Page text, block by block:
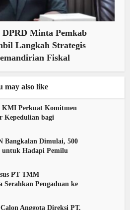
Minta Pemkab
Langkah Strategis
Fiskal
may also like
KMI Perkuat Komitmen
Kepedulian bagi
Bangkalan Dimulai, 500
Hadapi Pemilu
PT TMM
Serahkan Pengaduan ke
Anggota Direksi PT.